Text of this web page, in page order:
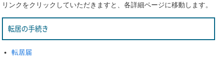
リンクをクリックしていただきますと、各詳細ページに移動します。
転居の手続き
転居届